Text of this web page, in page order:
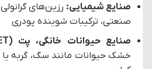
صنایع شیمیایی: رزین‌های
صنعتی، ترکیبات شوینده پودری
صنایع حیوانات خانگی، پت (PET):
خشک حیوانات مانند سگ، گربه